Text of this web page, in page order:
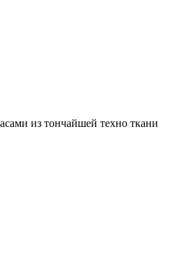
из тончайшей техно ткани